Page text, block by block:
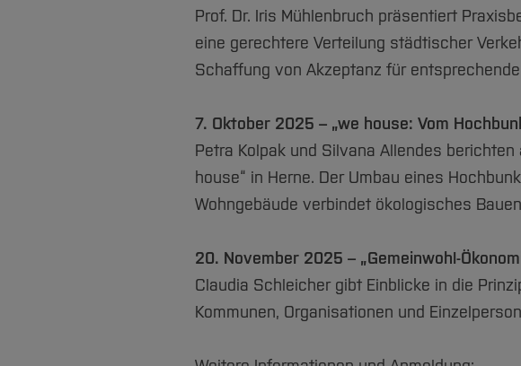
Prof. Dr. Iris Mühlenbruch präsentiert
eine gerechtere Verteilung städtischer
Schaffung von Akzeptanz für
7. Oktober 2025 – „we house: Vom
Petra Kolpak und Silvana Allendes
house“ in Herne. Der Umbau eines
Wohngebäude verbindet ökologisches
20. November 2025 – „Gemeinwohl-
Claudia Schleicher gibt Einblicke in die
Kommunen, Organisationen und